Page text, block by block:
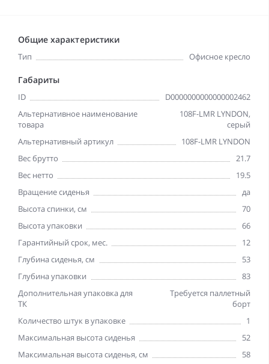
Общие характеристики
Тип Офисное кресло
Габариты
ID
D0000000000000002462
Альтернативное наименование
товара
108F-LMR LYNDON,
серый
Альтернативный артикул
108F-LMR LYNDON
Вес брутто
21.7
Вес нетто
19.5
Вращение сиденья
да
Высота спинки, см
70
Высота упаковки
66
Гарантийный срок, мес.
12
Глубина сиденья, см
53
Глубина упаковки
83
Дополнительная упаковка для
ТК
Требуется паллетный
борт
Количество штук в упаковке
1
Максимальная высота сиденья
52
Максимальная высота сиденья, см
58